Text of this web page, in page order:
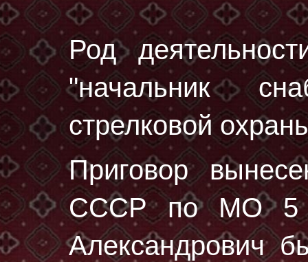
Род
"начальник
стрелковой
Приговор
СССР по МО 5
Александрович